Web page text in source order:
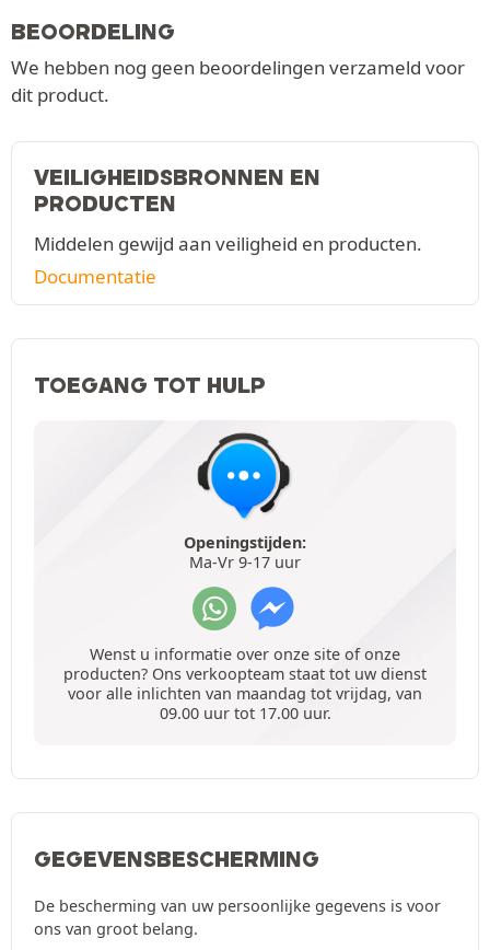
BEOORDELING
We hebben nog geen beoordelingen verzameld voor
dit product.
VEILIGHEIDSBRONNEN EN
PRODUCTEN
Middelen gewijd aan veiligheid en producten.
Documentatie
TOEGANG TOT HULP
Openingstijden:
Ma-Vr 9-17 uur
Wenst u informatie over onze site of onze
producten? Ons verkoopteam staat tot uw dienst
voor alle inlichten van maandag tot vrijdag, van
09.00 uur tot 17.00 uur.
GEGEVENSBESCHERMING
De bescherming van uw persoonlijke gegevens is voor
ons van groot belang.